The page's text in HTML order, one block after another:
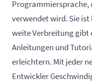
Programmiersprache,
verwendet wird. Sie
weite Verbreitung gibt
Anleitungen und
erleichtern. Mit jeder
Entwickler